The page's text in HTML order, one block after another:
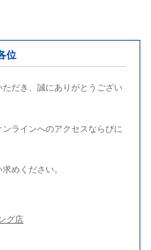
位
だき、誠にありがとうござい
ラインへのアクセスならびに
めください。
グ店